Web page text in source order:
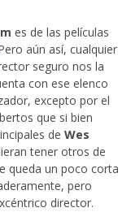
es de las películas
aún así, cualquier
seguro nos la
con ese elenco
excepto por el
que si bien
de Wes
tener otros de
queda un poco corta
pero
director.